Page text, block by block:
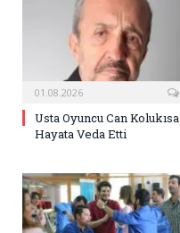
01.08.2026
Usta Oyuncu Can Kolukısa
Hayata Veda Etti